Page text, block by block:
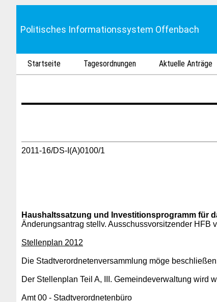
Politisches Informationssystem Offenbach
Startseite Tagesordnungen Aktuelle Anträge
2011-16/DS-I(A)0100/1
Haushaltssatzung und Investitionsprogramm für
Änderungsantrag stellv. Ausschussvorsitzender HFB
Stellenplan 2012
Die Stadtverordnetenversammlung möge
Der Stellenplan Teil A, III. Gemeindeverwaltung wird
Amt 00 - Stadtverordnetenbüro